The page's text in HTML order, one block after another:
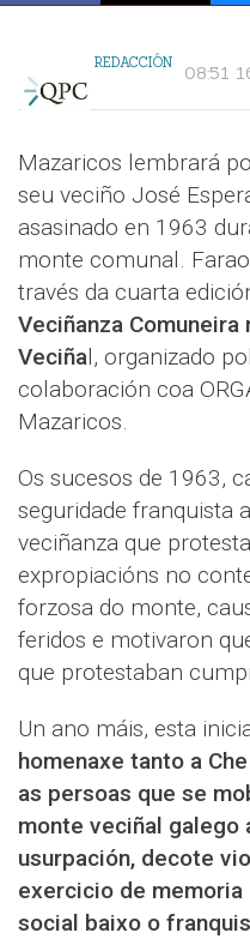
REDACCIÓN 08:51
Mazaricos lembrará
seu veciño José
asasinado en 1963
monte comunal.
través da cuarta
Veciñanza
Veciñal, organizado
colaboración coa
Mazaricos.
Os sucesos de 1963,
seguridade franquista
veciñanza que
expropiacións no
forzosa do monte,
feridos e motivaron
que protestaban
Un ano máis, esta
homenaxe tanto a
as persoas que se
monte veciñal galego
usurpación, decote
exercicio de
social baixo o